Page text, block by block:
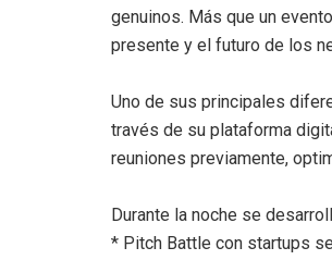
genuinos. Más que un
presente y el futuro de los
Uno de sus principales
través de su plataforma
reuniones previamente,
Durante la noche se
* Pitch Battle con startups